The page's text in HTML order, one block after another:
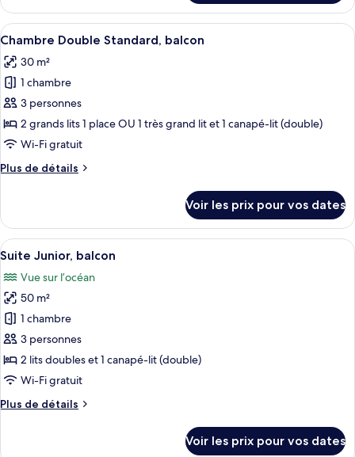
vue
partielle
sur
la
mer
le
type
de
Chambre
Double,
vue
partielle
sur
mer
Afficher
toutes
les
photos
pour
ce
type
chambre :
Standard,
balcon
Une chambre d’hôtel avec un grand
5
Chambre Double Standard, balcon
30 m²
1 chambre
3 personnes
2 grands lits 1 place OU 1 très grand lit et 1 canapé-lit (double)
Wi-Fi gratuit
Plus de détails
Plus
le
type
de
Chambre
Double
Standard,
balcon
Voir les prix pour vos dates
Afficher
toutes
les
photos
pour
ce
type
de
chambre :
Suite
Une chambre d’hôtel équipée d’un
5
Suite Junior, balcon
Vue sur l’océan
50 m²
1 chambre
3 personnes
2 lits doubles et 1 canapé-lit (double)
Wi-Fi gratuit
Plus de détails
Plus
Voir les prix pour vos dates